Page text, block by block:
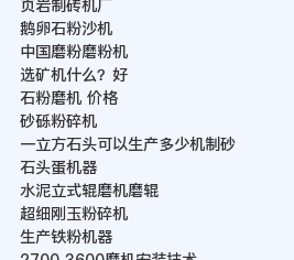
页岩制砖机厂
鹅卵石粉沙机
中国磨粉磨粉机
选矿机什么？好
石粉磨机 价格
砂砾粉碎机
一立方石头可以生产多少机制砂
石头蛋机器
水泥立式辊磨机磨辊
超细刚玉粉碎机
生产铁粉机器